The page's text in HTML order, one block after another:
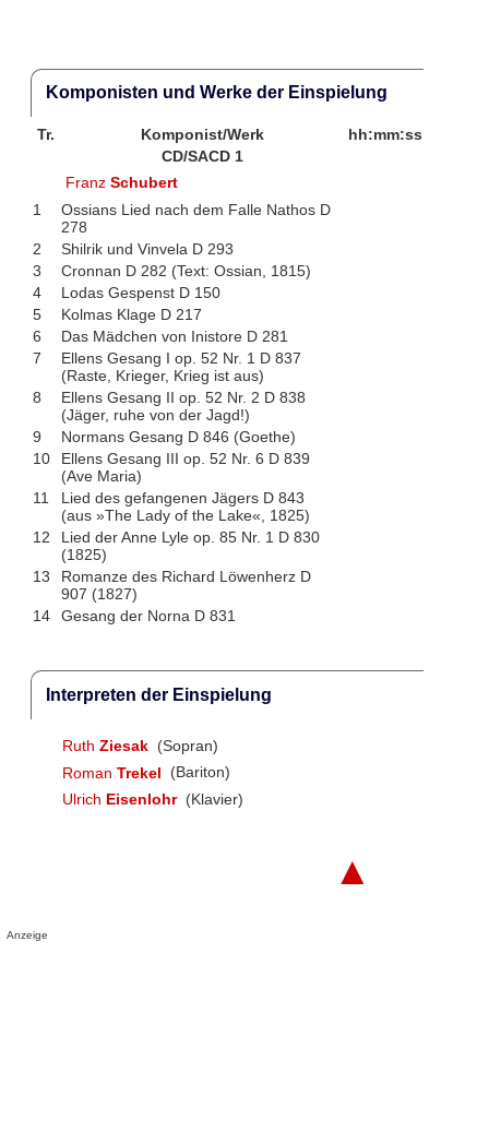
Komponisten und Werke der Einspielung
Tr. Komponist/Werk
hh:mm:ss
CD/SACD 1
FranzSchubert
1
Ossians Lied nach dem Falle Nathos D
278
2
Shilrik und Vinvela D 293
3
Cronnan D 282 (Text: Ossian, 1815)
4
Lodas Gespenst D 150
5
Kolmas Klage D 217
6
Das Mädchen von Inistore D 281
7
Ellens Gesang I op. 52 Nr. 1 D 837
(Raste, Krieger, Krieg ist aus)
8
Ellens Gesang II op. 52 Nr. 2 D 838
(Jäger, ruhe von der Jagd!)
9
Normans Gesang D 846 (Goethe)
10
Ellens Gesang III op. 52 Nr. 6 D 839
(Ave Maria)
11
Lied des gefangenen Jägers D 843
(aus »The Lady of the Lake«, 1825)
12
Lied der Anne Lyle op. 85 Nr. 1 D 830
(1825)
13
Romanze des Richard Löwenherz D
907 (1827)
14
Gesang der Norna D 831
Interpreten der Einspielung
Ruth Ziesak (Sopran)
Roman Trekel
(Bariton)
Ulrich Eisenlohr (Klavier)
▲
Anzeige